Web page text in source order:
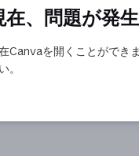
在、問題が発
Canvaを開くことができ
。